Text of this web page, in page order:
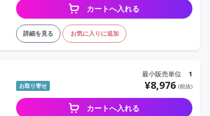
カートへ入れる
詳細を見る お気に入りに追加
最小販売単位 1
お取り寄せ ¥8,976 (税抜)
カートへ入れる